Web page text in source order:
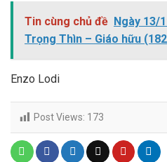
Tin cùng chủ đề Ngày 13/
Trọng Thìn – Giáo hữu
Enzo Lodi
Post Views: 173